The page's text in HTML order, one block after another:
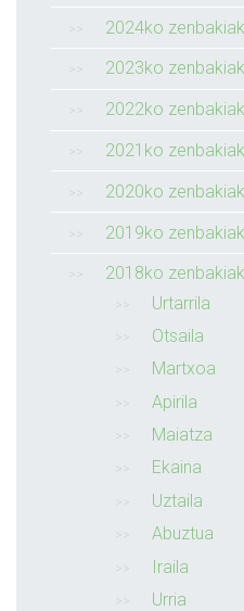
2024ko zenbakiak
2023ko zenbakiak
2022ko zenbakiak
2021ko zenbakiak
2020ko zenbakiak
2019ko zenbakiak
2018ko zenbakiak
Urtarrila
Otsaila
Martxoa
Apirila
Maiatza
Ekaina
Uztaila
Abuztua
Iraila
Urria